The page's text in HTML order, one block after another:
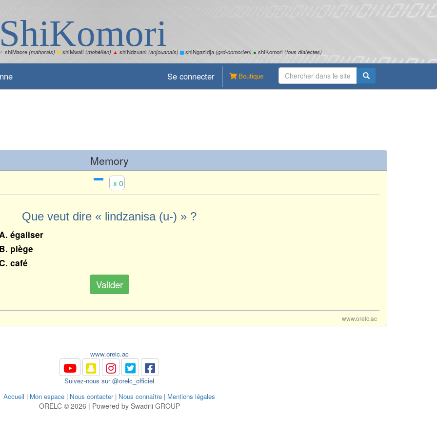
shiMaore(mahorais) ✽shiMwali (mohélien) ▲ shiNdzuani (anjouanais) shiNgazidja(grd-comorien) ● shiKomori (tous dialectes)
Boutique
Se connecter
Memory
x 0
Que veut dire « lindzanisa (u-) » ?
égaliser
piège
café
Valider
www.orelc.ac
www.orelc.ac
Suivez-nous sur @orelc_officiel
Accueil | Mon espace | Nous contacter| Nous connaître | Mentions légales
ORELC © 2026 | Powered by Swadrii GROUP